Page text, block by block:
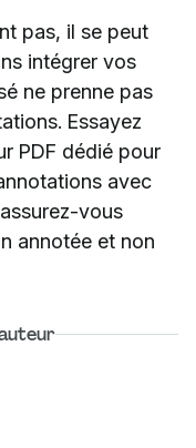
pas, il se peut
intégrer vos
ne prenne pas
Essayez
PDF dédié pour
avec
vous
annotée et non